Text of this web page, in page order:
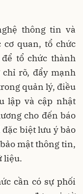
thông tin và
quan, tổ chức
tổ chức thành
chỉ rõ, đẩy mạnh
quản lý, điều
lập và cập nhật
cho đến báo
biệt lưu ý bảo
mật thông tin,
liệu.
cần có sự phối